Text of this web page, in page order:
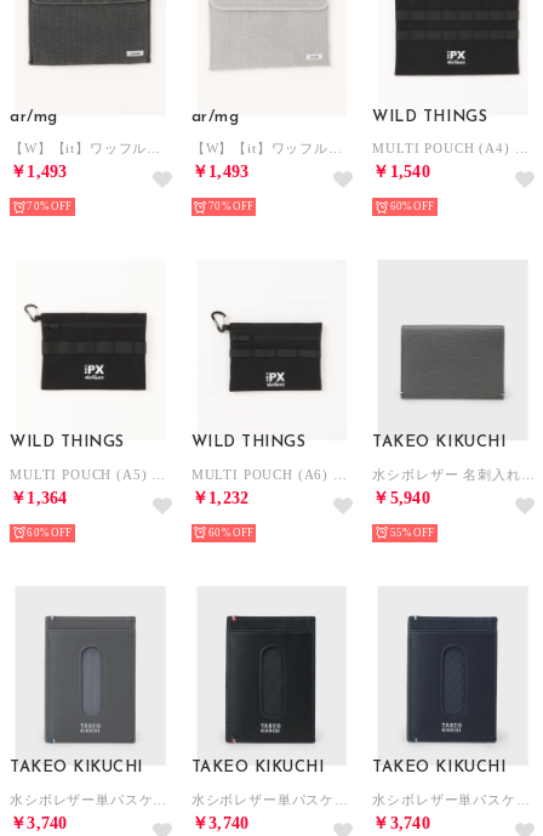
ar/mg
￥1,493
70%
ar/mg
￥1,493
70%
WILD THINGS
￥1,540
60%
WILD THINGS
￥1,364
60%
WILD THINGS
￥1,232
60%
TAKEO KIKUCHI
￥5,940
55%
TAKEO KIKUCHI
￥3,740
TAKEO KIKUCHI
￥3,740
TAKEO KIKUCHI
￥3,740